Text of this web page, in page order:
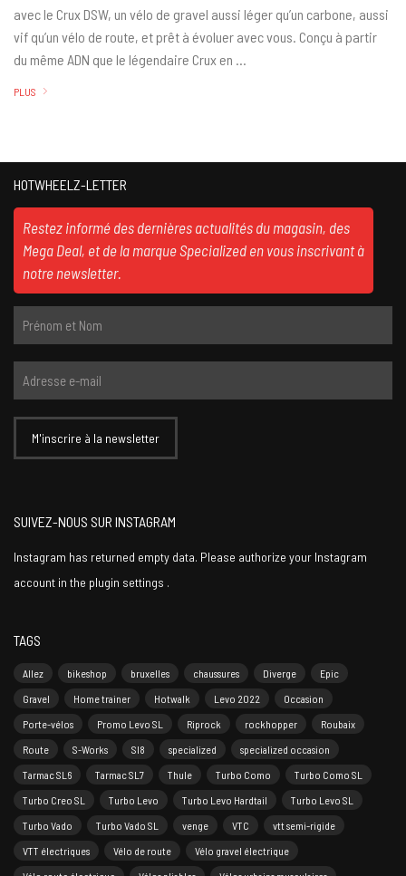
avec le Crux DSW, un vélo de gravel aussi léger qu’un carbone, aussi
vif qu’un vélo de route, et prêt à évoluer avec vous. Conçu à partir
du même ADN que le légendaire Crux en …
PLUS
HOTWHEELZ-LETTER
Restez informé des dernières actualités du magasin, des
Mega Deal, et de la marque Specialized en vous inscrivant à
notre newsletter.
SUIVEZ-NOUS SUR INSTAGRAM
Instagram has returned empty data. Please authorize your Instagram
account in the plugin settings .
TAGS
Allez bikeshop bruxelles chaussures Diverge
Epic
Gravel
Home trainer Hotwalk Levo 2022
Occasion
Porte-vélos
Promo Levo SL Riprock rockhopper
Roubaix
Route
S-Works Sl8 specialized
specialized occasion
Tarmac SL6
Tarmac SL7 Thule Turbo Como
Turbo Como SL
Turbo Creo SL
Turbo Levo Turbo Levo Hardtail
Turbo Levo SL
Turbo Vado
Turbo Vado SL venge VTC
vtt semi-rigide
VTT électriques
Vélo de route
Vélo gravel électrique